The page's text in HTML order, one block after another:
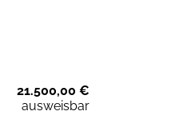
21.500,00 €
ausweisbar